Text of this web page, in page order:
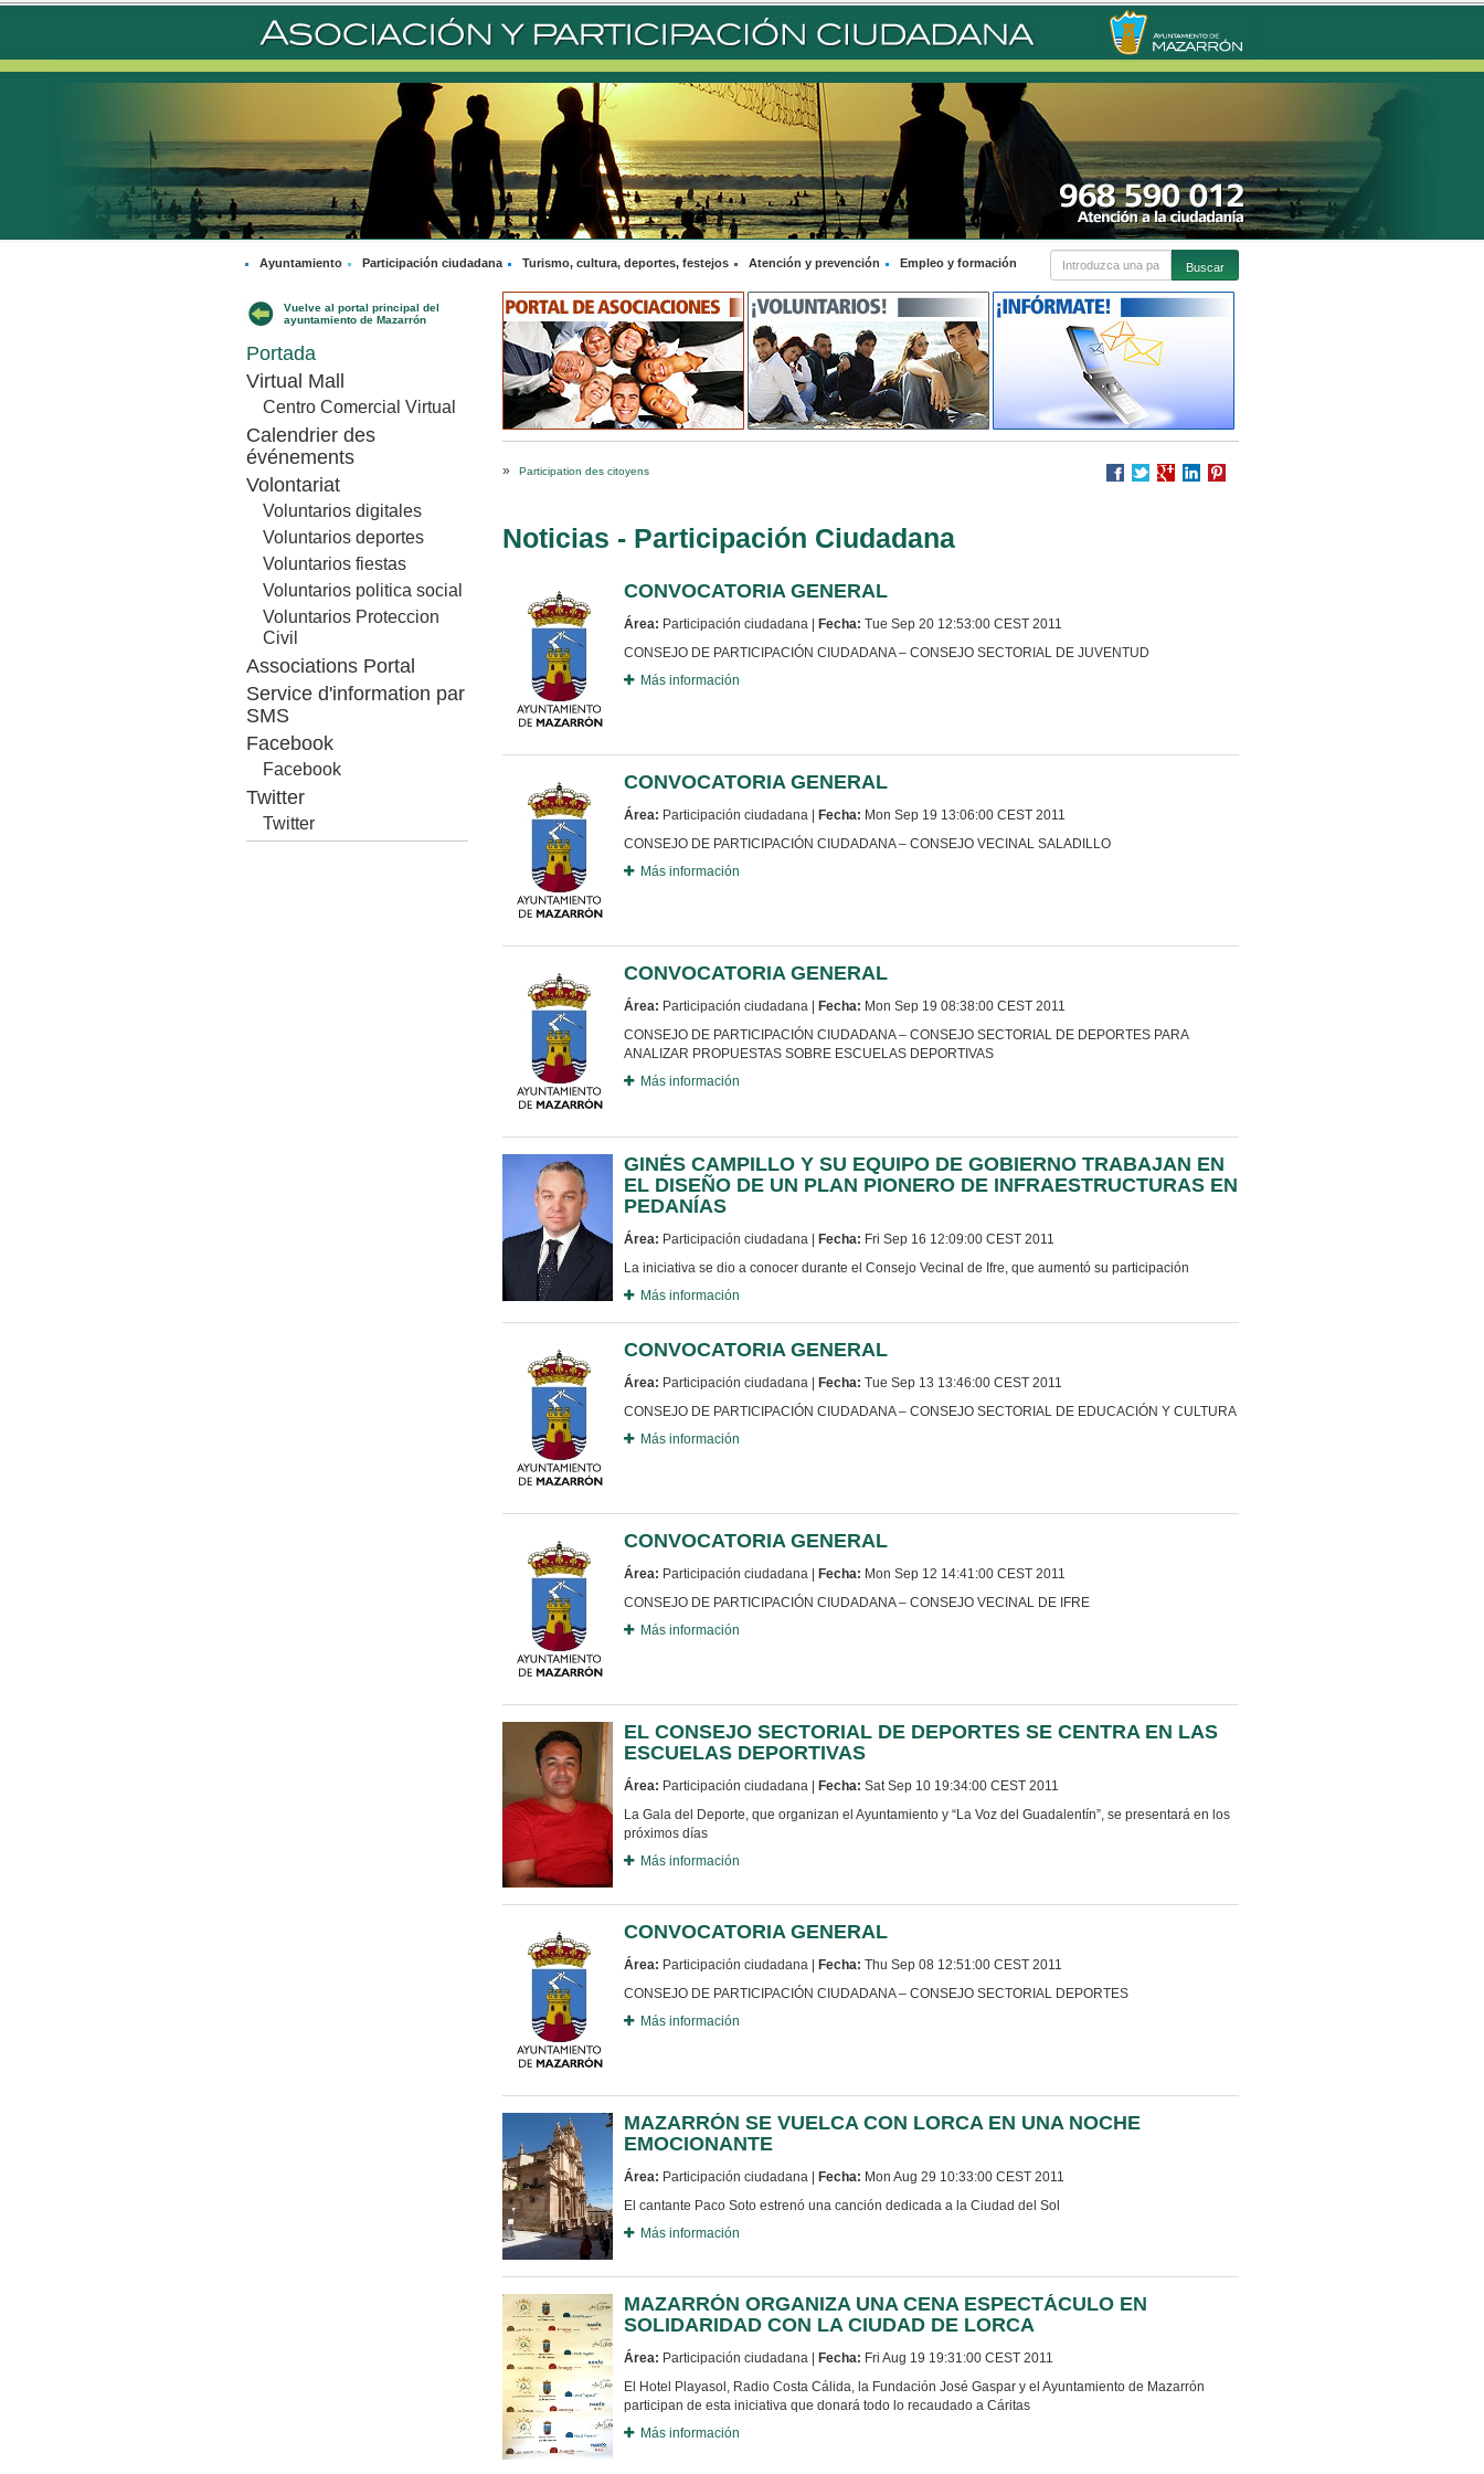
Ayuntamiento Participación ciudadana Turismo, cultura, deportes, festejos Atención y prevención Empleo y formación
Vuelve al portal principal del
ayuntamiento de Mazarrón
Portada
Virtual Mall
Centro Comercial Virtual
Calendrier des
événements
Volontariat
Voluntarios digitales
Voluntarios deportes
Voluntarios fiestas
Voluntarios politica social
Voluntarios Proteccion
Civil
Associations Portal
Service d'information par
SMS
Facebook
Facebook
Twitter
Twitter
» Participation des citoyens
Noticias - Participación Ciudadana
CONVOCATORIA GENERAL
Área: Participación ciudadana | Fecha: Tue Sep 20 12:53:00 CEST 2011
CONSEJO DE PARTICIPACIÓN CIUDADANA – CONSEJO SECTORIAL DE JUVENTUD
Más información
CONVOCATORIA GENERAL
Área: Participación ciudadana | Fecha: Mon Sep 19 13:06:00 CEST 2011
CONSEJO DE PARTICIPACIÓN CIUDADANA – CONSEJO VECINAL SALADILLO
Más información
CONVOCATORIA GENERAL
Área: Participación ciudadana | Fecha: Mon Sep 19 08:38:00 CEST 2011
CONSEJO DE PARTICIPACIÓN CIUDADANA – CONSEJO SECTORIAL DE DEPORTES PARA
ANALIZAR PROPUESTAS SOBRE ESCUELAS DEPORTIVAS
Más información
GINÉS CAMPILLO Y SU EQUIPO DE GOBIERNO TRABAJAN EN
EL DISEÑO DE UN PLAN PIONERO DE INFRAESTRUCTURAS EN
PEDANÍAS
Área: Participación ciudadana | Fecha: Fri Sep 16 12:09:00 CEST 2011
La iniciativa se dio a conocer durante el Consejo Vecinal de Ifre, que aumentó su participación
Más información
CONVOCATORIA GENERAL
Área: Participación ciudadana | Fecha: Tue Sep 13 13:46:00 CEST 2011
CONSEJO DE PARTICIPACIÓN CIUDADANA – CONSEJO SECTORIAL DE EDUCACIÓN Y CULTURA
Más información
CONVOCATORIA GENERAL
Área: Participación ciudadana | Fecha: Mon Sep 12 14:41:00 CEST 2011
CONSEJO DE PARTICIPACIÓN CIUDADANA – CONSEJO VECINAL DE IFRE
Más información
EL CONSEJO SECTORIAL DE DEPORTES SE CENTRA EN LAS
ESCUELAS DEPORTIVAS
Área: Participación ciudadana | Fecha: Sat Sep 10 19:34:00 CEST 2011
La Gala del Deporte, que organizan el Ayuntamiento y “La Voz del Guadalentín”, se presentará en los
próximos días
Más información
CONVOCATORIA GENERAL
Área: Participación ciudadana | Fecha: Thu Sep 08 12:51:00 CEST 2011
CONSEJO DE PARTICIPACIÓN CIUDADANA – CONSEJO SECTORIAL DEPORTES
Más información
MAZARRÓN SE VUELCA CON LORCA EN UNA NOCHE
EMOCIONANTE
Área: Participación ciudadana | Fecha: Mon Aug 29 10:33:00 CEST 2011
El cantante Paco Soto estrenó una canción dedicada a la Ciudad del Sol
Más información
MAZARRÓN ORGANIZA UNA CENA ESPECTÁCULO EN
SOLIDARIDAD CON LA CIUDAD DE LORCA
Área: Participación ciudadana | Fecha: Fri Aug 19 19:31:00 CEST 2011
El Hotel Playasol, Radio Costa Cálida, la Fundación José Gaspar y el Ayuntamiento de Mazarrón
participan de esta iniciativa que donará todo lo recaudado a Cáritas
Más información